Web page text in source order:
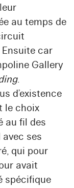
au temps de
Ensuite car
Gallery
.
d’existence
le choix
au fil des
avec ses
qui pour
avait
spécifique